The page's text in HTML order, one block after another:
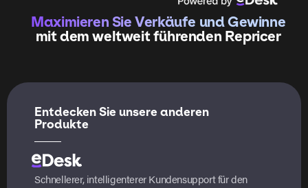
Maximieren Sie Verkäufe und Gewinne
mit dem weltweit führenden Repricer
Entdecken Sie unsere anderen
Produkte
Schnellerer, intelligenterer Kundensupport für den